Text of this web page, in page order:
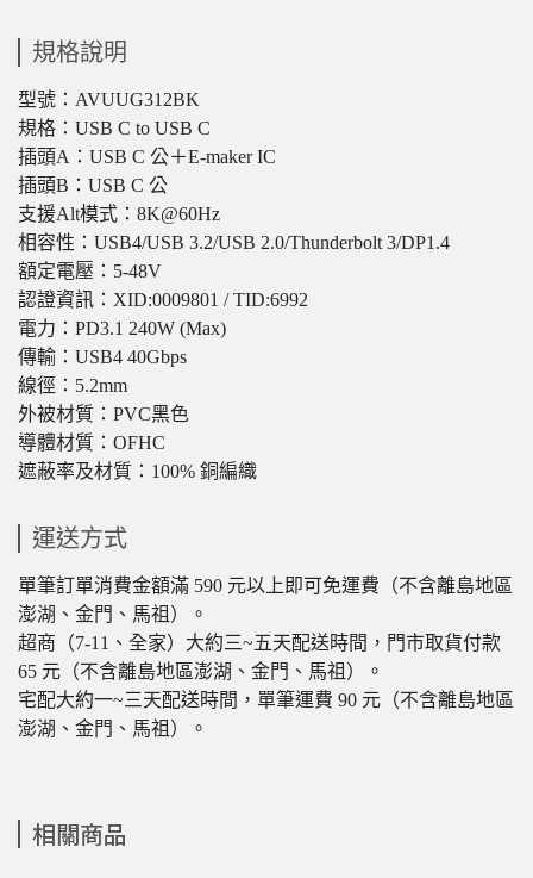
規格說明
型號：AVUUG312BK
規格：USB C to USB C
插頭A：USB C 公＋E-maker IC
插頭B：USB C 公
支援Alt模式：8K@60Hz
相容性：USB4/USB 3.2/USB 2.0/Thunderbolt 3/DP1.4
額定電壓：5-48V
認證資訊：XID:0009801 / TID:6992
電力：PD3.1 240W (Max)
傳輸：USB4 40Gbps
線徑：5.2mm
外被材質：PVC黑色
導體材質：OFHC
遮蔽率及材質：100% 銅編織
運送方式
單筆訂單消費金額滿 590 元以上即可免運費（不含離島地區
澎湖、金門、馬祖）。
超商（7-11、全家）大約三~五天配送時間，門市取貨付款
65 元（不含離島地區澎湖、金門、馬祖）。
宅配大約一~三天配送時間，單筆運費 90 元（不含離島地區
澎湖、金門、馬祖）。
相關商品